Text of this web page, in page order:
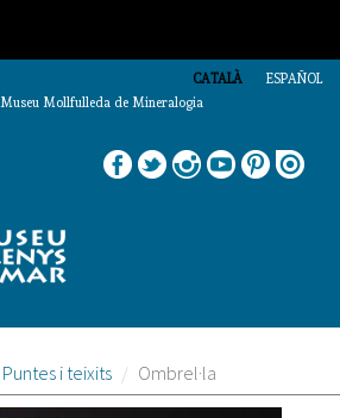
ESPAÑOL
CATALÀ
Mollfulleda de Mineralogia
Puntes i teixits Ombrel·la